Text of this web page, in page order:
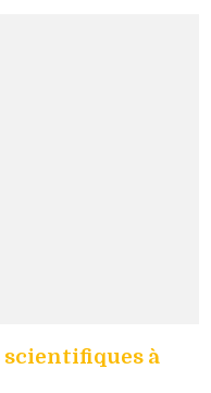
scientifiques à